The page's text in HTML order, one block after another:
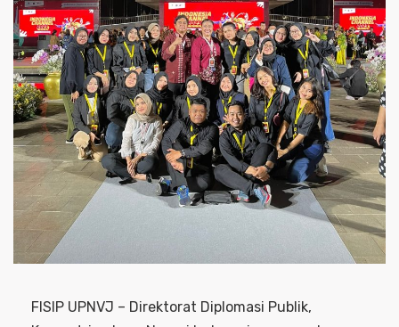
FISIP UPNVJ – Direktorat Diplomasi Publik,